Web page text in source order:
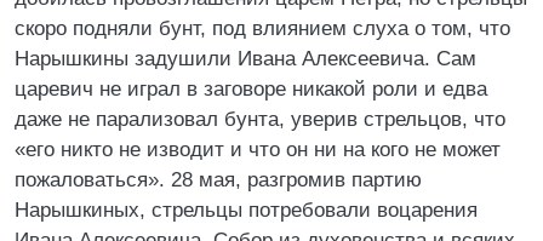
скоро подняли бунт, под влиянием слуха о том, что
Нарышкины задушили Ивана Алексеевича. Сам
царевич не играл в заговоре никакой роли и едва
даже не парализовал бунта, уверив стрельцов, что
«его никто не изводит и что он ни на кого не может
пожаловаться». 28 мая, разгромив партию
Нарышкиных, стрельцы потребовали воцарения